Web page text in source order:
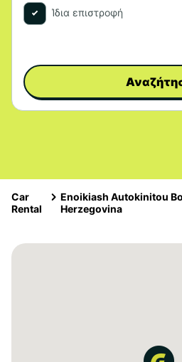
Ίδια επιστροφή
Car
Rental
Enoikiash Autokinitou
Herzegovina